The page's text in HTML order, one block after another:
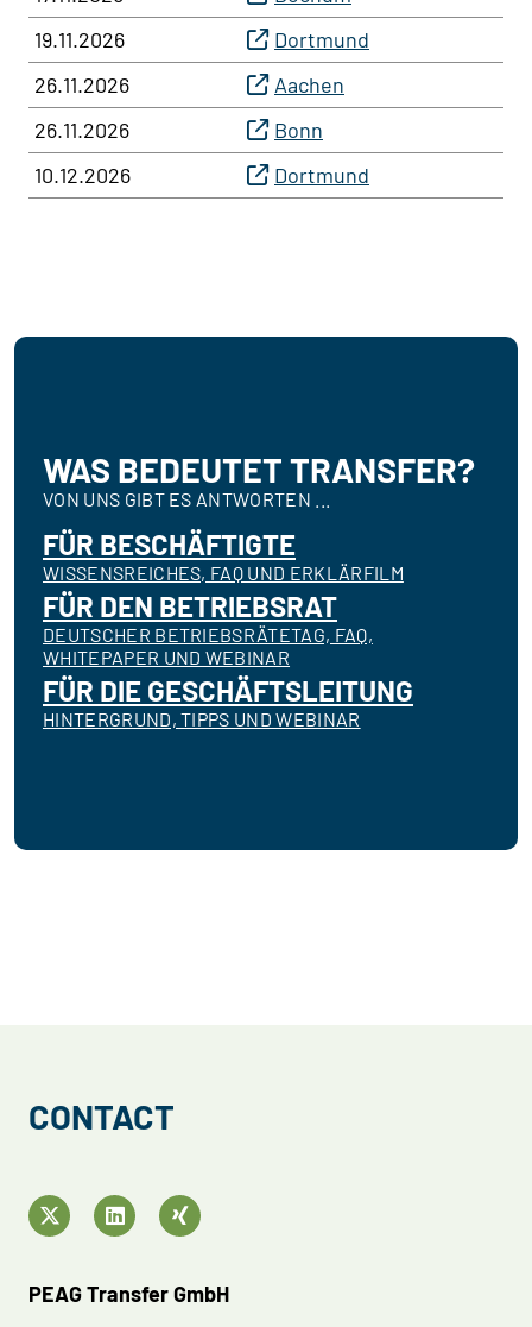
19.11.2026
Dortmund
26.11.2026
Aachen
26.11.2026
Bonn
10.12.2026
Dortmund
WAS BEDEUTET TRANSFER?
VON UNS GIBT ES ANTWORTEN ...
FÜR BESCHÄFTIGTE
WISSENSREICHES, FAQ UND ERKLÄRFILM
FÜR DEN BETRIEBSRAT
DEUTSCHER BETRIEBSRÄTETAG, FAQ,
WHITEPAPER UND WEBINAR
FÜR DIE GESCHÄFTSLEITUNG
HINTERGRUND, TIPPS UND WEBINAR
CONTACT
PEAG Transfer GmbH